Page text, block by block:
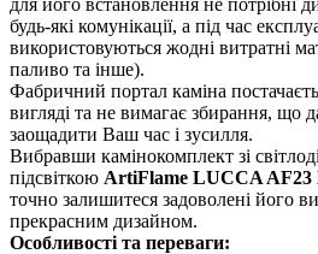
будь-які комунікації, а під час
використовуються жодні витратні
паливо та інше).
Фабричний портал каміна
вигляді та не вимагає збирання, що
заощадити Ваш час і зусилля.
Вибравши камінокомплект зі
підсвіткою ArtiFlame LUCCA
точно залишитеся задоволені його
прекрасним дизайном.
Особливості та переваги: